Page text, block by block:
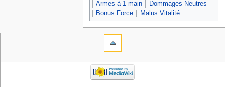
Armes à 1 main
Dommages Neutres
Bonus Force
Malus Vitalité